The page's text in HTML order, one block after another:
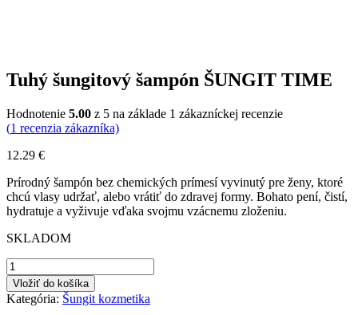
Tuhý šungitový šampón ŠUNGIT TIME
Hodnotenie 5.00 z 5 na základe 1 zákazníckej recenzie
(1 recenzia zákazníka)
12.29 €
Prírodný šampón bez chemických prímesí vyvinutý pre ženy, ktoré
chcú vlasy udržať, alebo vrátiť do zdravej formy. Bohato pení, čistí,
hydratuje a vyživuje vďaka svojmu vzácnemu zloženiu.
SKLADOM
množstvo
Tuhý
šungitový
šampón
Vložiť do košíka
Kategória: Šungit kozmetika